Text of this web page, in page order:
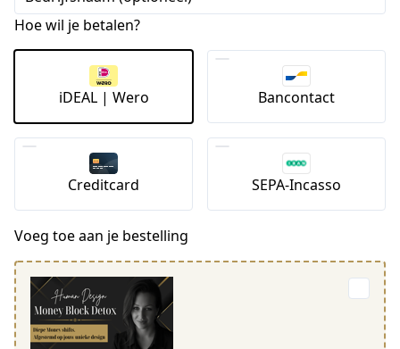
Hoe wil je betalen?
iDEAL | Wero Bancontact
Creditcard SEPA-Incasso
Voeg toe aan je bestelling